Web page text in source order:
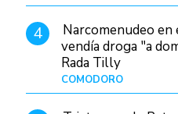
4
Narcomenudeo
vendía droga "a
Rada Tilly
COMODORO